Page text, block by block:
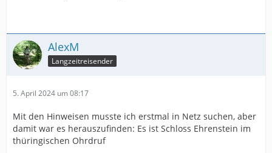
AlexM
Langzeitreisender
5. April 2024 um 08:17
Mit den Hinweisen musste ich erstmal in Netz suchen, aber
damit war es herauszufinden: Es ist Schloss Ehrenstein im
thüringischen Ohrdruf